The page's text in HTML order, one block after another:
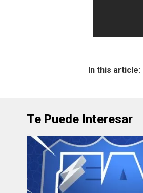
In this article:
Te Puede Interesar